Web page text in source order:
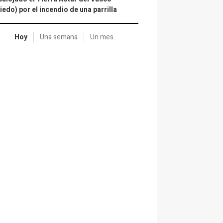
por el incendio de una parrilla
Hoy Una semana Un mes